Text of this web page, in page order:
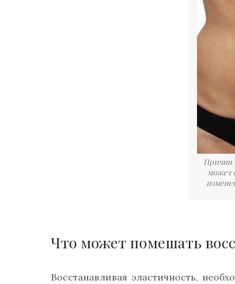
Причин
может
Что может помешать
Восстанавливая эластичность,